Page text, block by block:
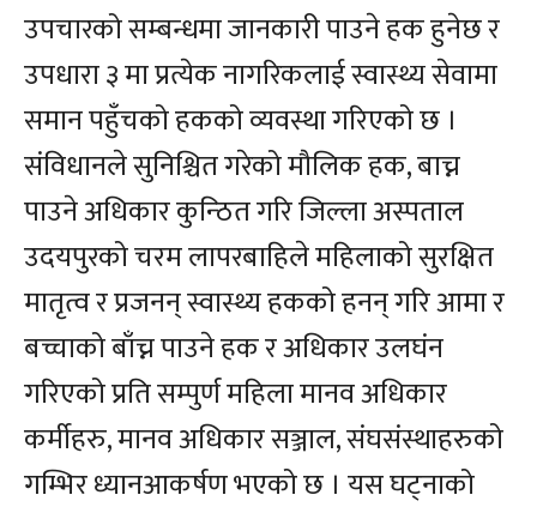
उपचारको सम्बन्धमा जानकारी पाउने हक हुनेछ र
उपधारा ३ मा प्रत्येक नागरिकलाई स्वास्थ्य सेवामा
समान पहुँचको हकको व्यवस्था गरिएको छ ।
संविधानले सुनिश्चित गरेको मौलिक हक, बाच्न
पाउने अधिकार कुन्ठित गरि जिल्ला अस्पताल
उदयपुरको चरम लापरबाहिले महिलाको सुरक्षित
मातृत्व र प्रजनन् स्वास्थ्य हकको हनन् गरि आमा र
बच्चाको बाँच्न पाउने हक र अधिकार उलघंन
गरिएको प्रति सम्पुर्ण महिला मानव अधिकार
कर्मीहरु, मानव अधिकार सञ्जाल, संघसंस्थाहरुको
गम्भिर ध्यानआकर्षण भएको छ । यस घट्नाको